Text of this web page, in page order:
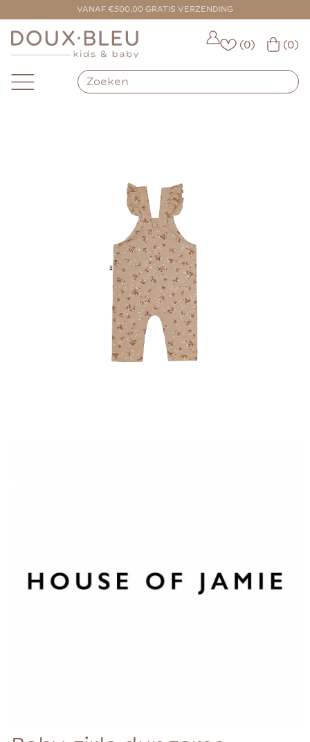
VANAF €500,00 GRATIS VERZENDING
VOOR 16:00 BESTELD = VANDAAG VERZONDEN
(0) (0)